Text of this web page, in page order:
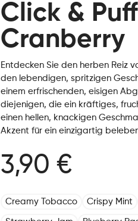
Click &
Cranberry
Entdecken Sie den herben Reiz
den lebendigen, spritzigen
einem erfrischenden, eisigen
diejenigen, die ein kräftiges,
einen hellen, knackigen
Akzent für ein einzigartig
3,90 €
Creamy Tobacco Crispy Mint